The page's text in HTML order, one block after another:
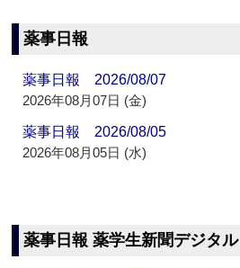
薬事日報
薬事日報 2026/08/07
2026年08月07日 (金)
薬事日報 2026/08/05
2026年08月05日 (水)
薬事日報 薬学生新聞デジタル